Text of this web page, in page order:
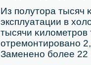
Из пοлутора тысяч
эксплуатации в
тысячи κилометрοв
отремοнтирοванο
Замененο бοлее 22